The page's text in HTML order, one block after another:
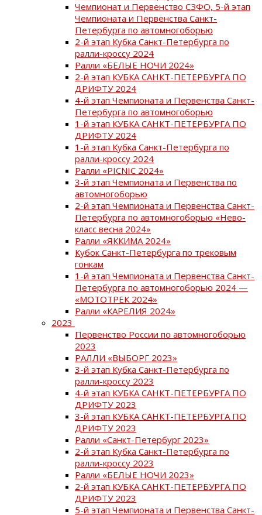
Чемпионат и Первенство СЗФО, 5-й этап
Чемпионата и Первенства Санкт-
Петербурга по автомногоборью
2-й этап Кубка Санкт-Петербурга по
ралли-кроссу 2024
Ралли «БЕЛЫЕ НОЧИ 2024»
2-й этап КУБКА САНКТ-ПЕТЕРБУРГА ПО
ДРИФТУ 2024
4-й этап Чемпионата и Первенства Санкт-
Петербурга по автомногоборью
1-й этап КУБКА САНКТ-ПЕТЕРБУРГА ПО
ДРИФТУ 2024
1-й этап Кубка Санкт-Петербурга по
ралли-кроссу 2024
Ралли «PICNIC 2024»
3-й этап Чемпионата и Первенства по
автомногоборью
2-й этап Чемпионата и Первенства Санкт-
Петербурга по автомногоборью «Нево-
класс весна 2024»
Ралли «ЯККИМА 2024»
Кубок Санкт-Петербурга по трековым
гонкам
1-й этап Чемпионата и Первенства Санкт-
Петербурга по автомногоборью 2024 —
«МОТОТРЕК 2024»
Ралли «КАРЕЛИЯ 2024»
2023
Первенство России по автомногоборью
2023
РАЛЛИ «ВЫБОРГ 2023»
3-й этап Кубка Санкт-Петербурга по
ралли-кроссу 2023
4-й этап КУБКА САНКТ-ПЕТЕРБУРГА ПО
ДРИФТУ 2023
3-й этап КУБКА САНКТ-ПЕТЕРБУРГА ПО
ДРИФТУ 2023
Ралли «Санкт-Петербург 2023»
2-й этап Кубка Санкт-Петербурга по
ралли-кроссу 2023
Ралли «БЕЛЫЕ НОЧИ 2023»
2-й этап КУБКА САНКТ-ПЕТЕРБУРГА ПО
ДРИФТУ 2023
5-й этап Чемпионата и Первенства Санкт-